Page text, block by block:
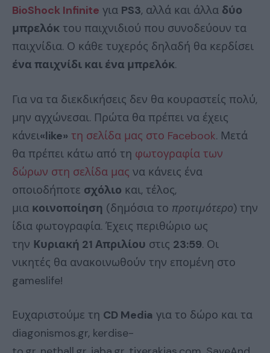
BioShock Infinite για PS3, αλλά και άλλα δύο
μπρελόκ του παιχνιδιού που συνοδεύουν τα
παιχνίδια. Ο κάθε τυχερός δηλαδή θα κερδίσει
ένα παιχνίδι και ένα μπρελόκ.
Για να τα διεκδικήσεις δεν θα κουραστείς πολύ,
μην αγχώνεσαι. Πρώτα θα πρέπει να έχεις
κάνει«like» τη σελίδα μας στο Facebook. Μετά
θα πρέπει κάτω από τη φωτογραφία των
δώρων στη σελίδα μας να κάνεις ένα
οποιοδήποτε σχόλιο και, τέλος,
μια κοινοποίηση (δημόσια το προτιμότερο) την
ίδια φωτογραφία. Έχεις περιθώριο ως
την Κυριακή 21 Απριλίου στις 23:59. Οι
νικητές θα ανακοινωθούν την επομένη στο
gameslife!
Ευχαριστούμε τη CD Media για το δώρο και τα
diagonismos.gr, kerdise-